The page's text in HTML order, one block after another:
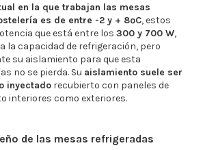
en la que trabajan las mesas
es de entre -2 y + 8ºC, estos
que está entre los 300 y 700 W,
la capacidad de refrigeración, pero
su aislamiento para que esta
no se pierda. Su aislamiento suele ser
inyectado recubierto con paneles de
interiores como exteriores.
de las mesas refrigeradas